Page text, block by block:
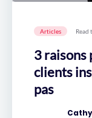
Articles Read
3 raisons
clients
pas